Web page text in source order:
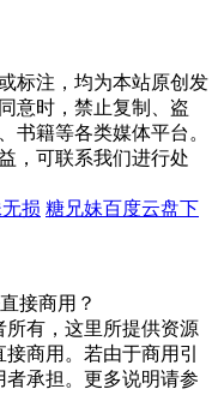
标注，均为本站原创发
意时，禁止复制、盗
书籍等各类媒体平台。
，可联系我们进行处
损 糖兄妹百度云盘下
接商用？
有，这里所提供资源
商用。若由于商用引
承担。更多说明请参